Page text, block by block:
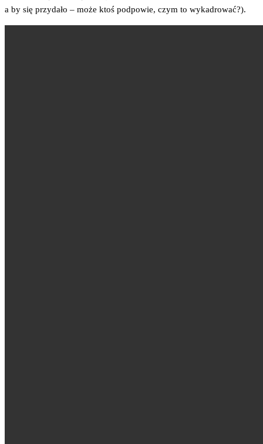
a by się przy­da­ło – może ktoś pod­po­wie, czym to wykadrować?).